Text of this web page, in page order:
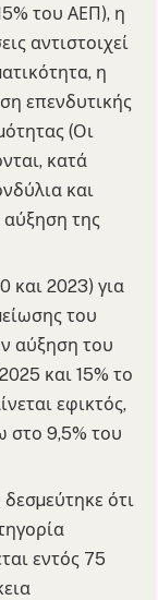
του ΑΕΠ), η
αντιστοιχεί
η
επενδυτικής
(Οι
κατά
και
της
και 2023) για
του
αύξηση του
και 15% το
εφικτός,
στο 9,5% του
ότι
εντός 75